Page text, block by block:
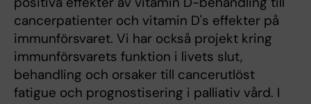
cancerpatienter och vitamin D's effekter på
immunförsvaret. Vi har också projekt kring
immunförsvarets funktion i livets slut,
behandling och orsaker till cancerutlöst
fatigue och prognostisering i palliativ vård. I